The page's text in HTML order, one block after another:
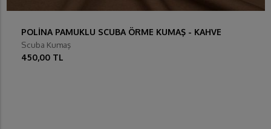
POLİNA PAMUKLU SCUBA ÖRME KUMAŞ - KAHVE
Scuba Kumaş
450,00 TL